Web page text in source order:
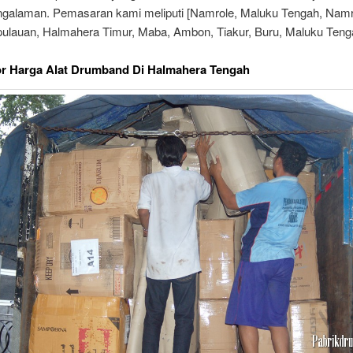
Pemasaran kami meliputi [Namrole, Maluku Tengah,
Halmahera Timur, Maba, Ambon, Tiakur, Buru, Maluku
Harga Alat Drumband Di Halmahera Tengah